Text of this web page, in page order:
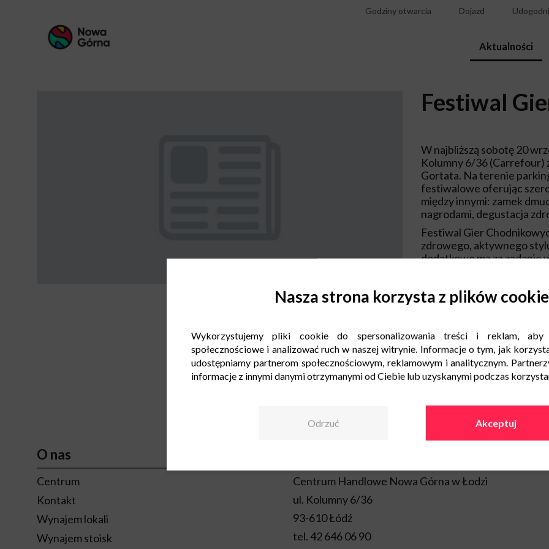
Godziny otwarcia Dojazd
Aktualności
Festiwal
W najbliższą sobotę 20
Kolumny 6/36 (Carrefour)
Gortata. Na terenie
festiwalowe oferując
między innymi: zamek
nagrodami, degustacja
Festiwal Gier
zdrowego, aktywnego
dodatkowo ma za zadanie
budżetu obywatelskiego
Szkołę Mistrzostwa
Marcina Gortata.
sportowej w dzielnicy
sportowych: boiska do
dwóch boisk do siatkówki
Festiwal gier
Zachęcamy do udziału w
O nas
Centrum
Kontakt
Wynajem lokali
Wynajem stoisk
Centrum Handlowe Nowa Górna w Łodzi
ul. Kolumny 6/36
93-610 Łódź
tel. 42 646 06 90
Nasza strona korzysta z plików cookie
Wykorzystujemy pliki cookie do spersonalizowania treści i reklam, aby
społecznościowe i analizować ruch w naszej witrynie. Informacje o tym, jak
udostępniamy partnerom społecznościowym, reklamowym i analitycznym.
informacje z innymi danymi otrzymanymi od Ciebie lub uzyskanymi podczas
Odrzuć Akceptuj